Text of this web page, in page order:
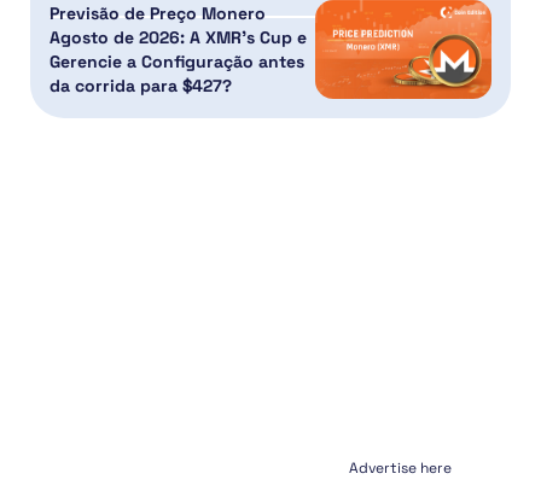
Previsão de Preço Monero
Agosto de 2026: A XMR’s Cup e
Gerencie a Configuração antes
da corrida para $427?
Advertise here